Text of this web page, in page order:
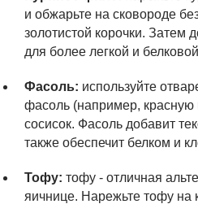
и обжарьте на сковороде
золотистой корочки. Затем
для более легкой и
Фасоль: используйте
фасоль (например, красную
сосисок. Фасоль добавит
также обеспечит белком и
Тофу: тофу - отличная
яичнице. Нарежьте тофу на